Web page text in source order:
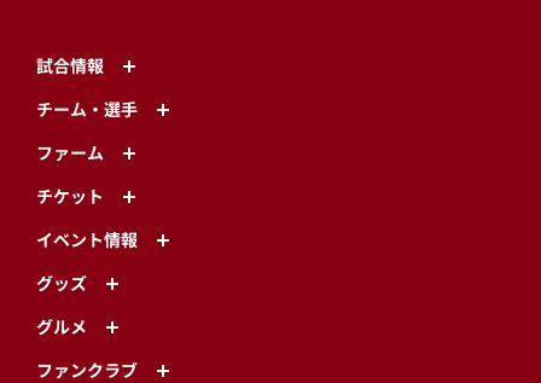
試合情報
チーム・選手
ファーム
チケット
イベント情報
グッズ
グルメ
ファンクラブ